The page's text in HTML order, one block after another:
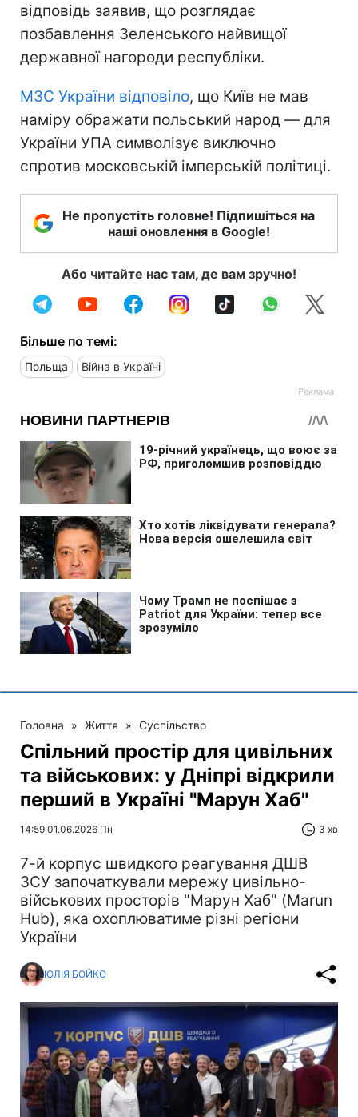
відповідь заявив, що розглядає
позбавлення Зеленського найвищої
державної нагороди республіки.
МЗС України відповіло, що Київ не мав
наміру ображати польський народ — для
України УПА символізує виключно
спротив московській імперській політиці.
Не пропустіть головне! Підпишіться на
наші оновлення в Google!
Або читайте нас там, де вам зручно!
Більше по темі:
Польща Війна в Україні
Головна » Життя » Суспільство
Спільний простір для цивільних
та військових: у Дніпрі відкрили
перший в Україні "Марун Хаб"
14:59 01.06.2026 Пн 3 хв
7-й корпус швидкого реагування ДШВ
ЗСУ започаткували мережу цивільно-
військових просторів "Марун Хаб" (Marun
Hub), яка охоплюватиме різні регіони
України
ЮЛІЯ БОЙКО